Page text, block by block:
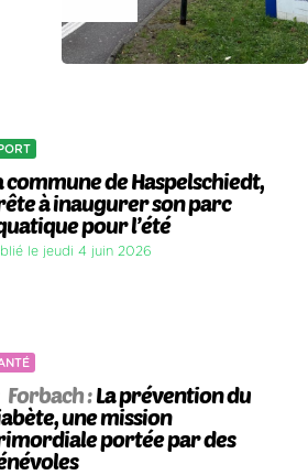
commune de Haspelschiedt,
à inaugurer son parc
pour l’été
le jeudi 4 juin 2026
Forbach :La prévention du
une mission
portée par des